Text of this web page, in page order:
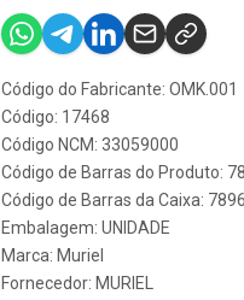
Código do Fabricante: OMK.001
Código: 17468
Código NCM: 33059000
Código de Barras do Produto:
Código de Barras da Caixa:
Embalagem: UNIDADE
Marca: Muriel
Fornecedor: MURIEL